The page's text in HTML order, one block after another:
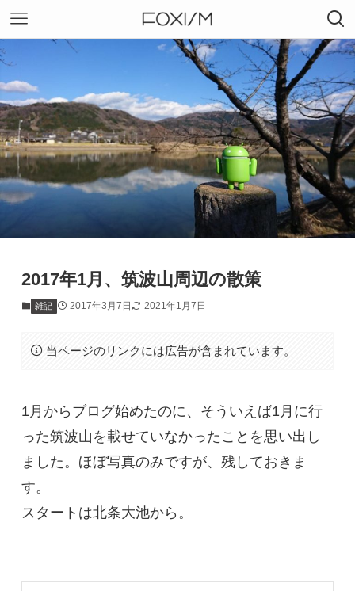
2017年1月、筑波山周辺の散策
雑記 2017年3月7日 2021年1月7日
当ページのリンクには広告が含まれています。
1月からブログ始めたのに、そういえば1月に行
った筑波山を載せていなかったことを思い出し
ました。ほぼ写真のみですが、残しておきま
す。
スタートは北条大池から。